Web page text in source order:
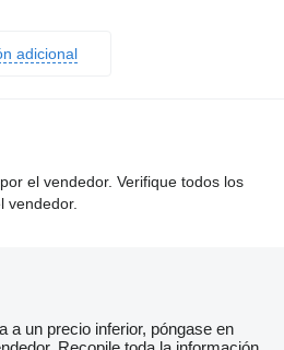
adicional
el vendedor. Verifique todos los
vendedor.
a un precio inferior, póngase en